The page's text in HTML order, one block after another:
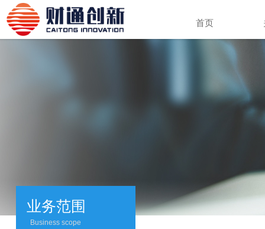
业务范围
Business scope
项目咨询
Project consultation
首页